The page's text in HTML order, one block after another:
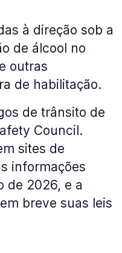
à direção sob a
de álcool no
outras
de habilitação.
de trânsito de
Council.
sites de
informações
de 2026, e a
breve suas leis